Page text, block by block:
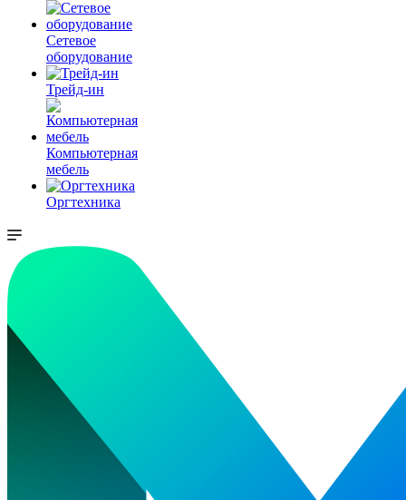
Сетевое
оборудование
Трейд-ин
Компьютерная
мебель
Оргтехника